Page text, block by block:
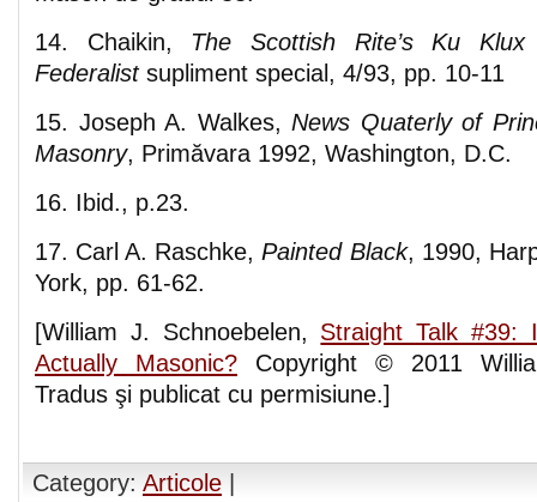
14. Chaikin, The Scottish Rite’s Ku
Federalistsupliment special, 4/93, pp. 10-11
15. Joseph A. Walkes, News Quaterly of
Masonry, Primăvara 1992, Washington, D.C.
16. Ibid., p.23.
17. Carl A. Raschke,Painted Black, 1990,
York, pp. 61-62.
[William J. Schnoebelen, Straight Talk #39:
Actually Masonic? Copyright © 2011
Tradus şi publicat cu permisiune.]
Category: Articole